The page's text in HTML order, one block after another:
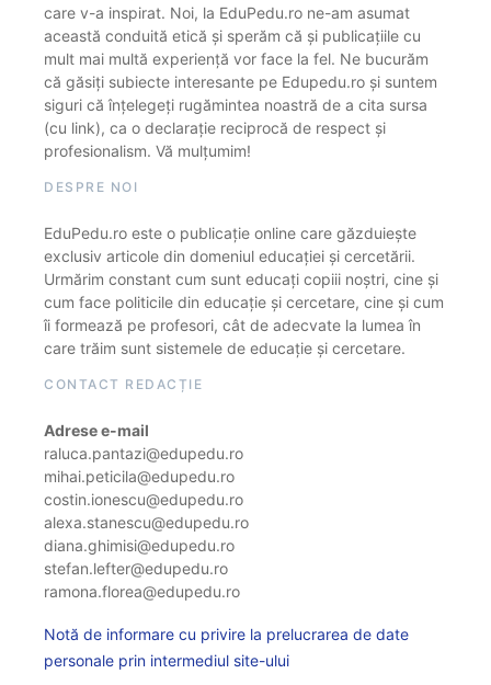
care v-a inspirat. Noi, la EduPedu.ro ne-am asumat
această conduită etică și sperăm că și publicațiile cu
mult mai multă experiență vor face la fel. Ne bucurăm
că găsiți subiecte interesante pe Edupedu.ro și suntem
siguri că înțelegeți rugămintea noastră de a cita sursa
(cu link), ca o declarație reciprocă de respect și
profesionalism. Vă mulțumim!
DESPRE NOI
EduPedu.ro este o publicație online care găzduiește
exclusiv articole din domeniul educației și cercetării.
Urmărim constant cum sunt educați copiii noștri, cine și
cum face politicile din educație și cercetare, cine și cum
îi formează pe profesori, cât de adecvate la lumea în
care trăim sunt sistemele de educație și cercetare.
CONTACT REDACȚIE
Adrese e-mail
raluca.pantazi@edupedu.ro
mihai.peticila@edupedu.ro
costin.ionescu@edupedu.ro
alexa.stanescu@edupedu.ro
diana.ghimisi@edupedu.ro
stefan.lefter@edupedu.ro
ramona.florea@edupedu.ro
Notă de informare cu privire la prelucrarea de date
personale prin intermediul site-ului